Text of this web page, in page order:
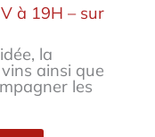
à 19H – sur
la
ainsi que
les